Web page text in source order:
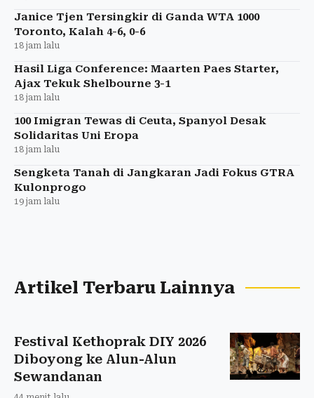
Janice Tjen Tersingkir di Ganda WTA 1000
Toronto, Kalah 4-6, 0-6
18 jam lalu
Hasil Liga Conference: Maarten Paes Starter,
Ajax Tekuk Shelbourne 3-1
18 jam lalu
100 Imigran Tewas di Ceuta, Spanyol Desak
Solidaritas Uni Eropa
18 jam lalu
Sengketa Tanah di Jangkaran Jadi Fokus GTRA
Kulonprogo
19 jam lalu
Artikel Terbaru Lainnya
Festival Kethoprak DIY 2026
Diboyong ke Alun-Alun
Sewandanan